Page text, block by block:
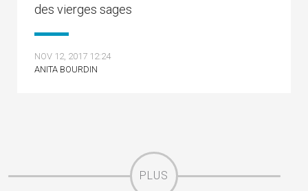
des vierges sages
NOV 12, 2017 12:24
ANITA BOURDIN
PLUS